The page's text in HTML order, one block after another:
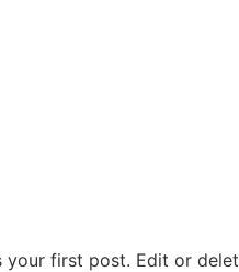
your first post. Edit or